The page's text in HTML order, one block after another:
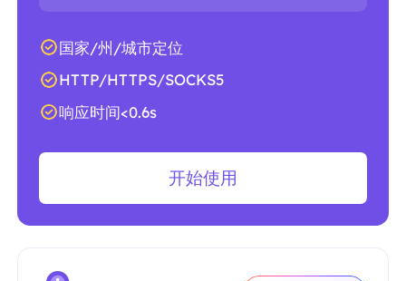
国家/州/城市定位
HTTP/HTTPS/SOCKS5
响应时间<0.6s
开始使用